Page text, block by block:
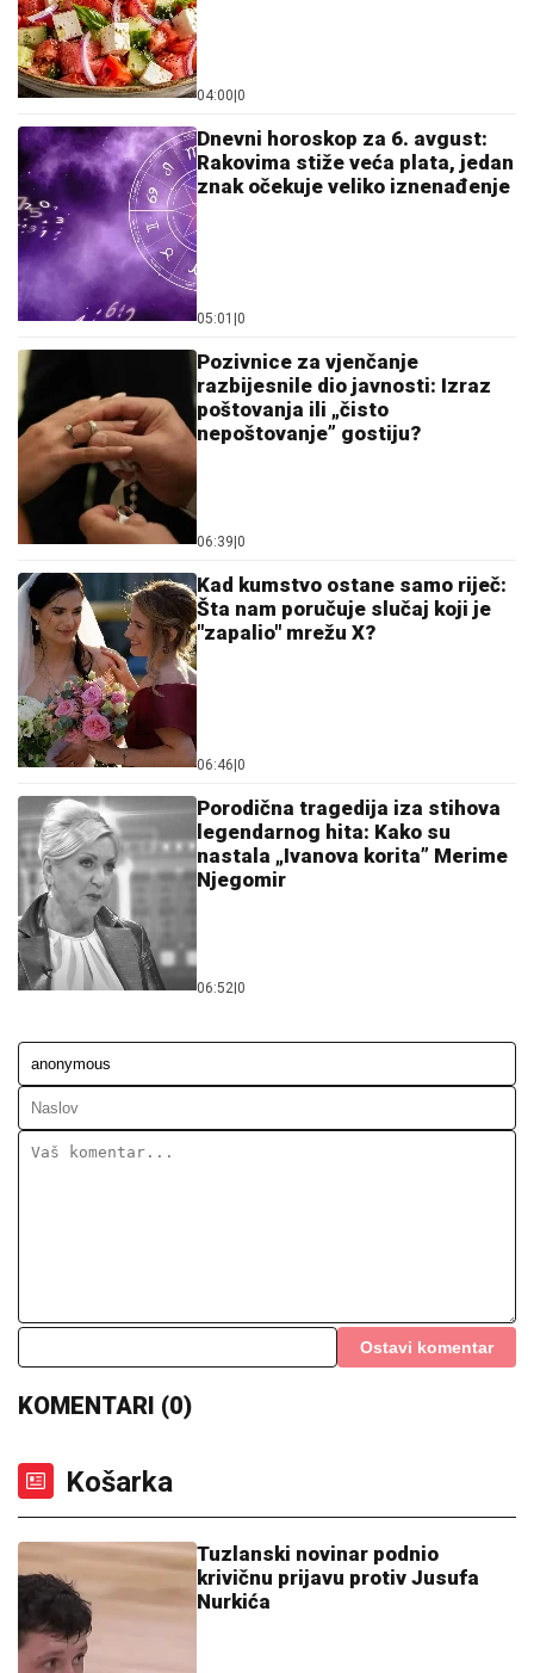
04:00|0
Dnevni horoskop za 6. avgust:
Rakovima stiže veća plata, jedan
znak očekuje veliko iznenađenje
05:01 |0
Pozivnice za vjenčanje
razbijesnile dio javnosti: Izraz
poštovanja ili „čisto
nepoštovanje” gostiju?
06:39|0
Kad kumstvo ostane samo riječ:
Šta nam poručuje slučaj koji je
"zapalio" mrežu X?
06:46|0
Porodična tragedija iza stihova
legendarnog hita: Kako su
nastala „Ivanova korita” Merime
Njegomir
06:52|0
Ostavi komentar
KOMENTARI (0)
Košarka
Tuzlanski novinar podnio
krivičnu prijavu protiv Jusufa
Nurkića